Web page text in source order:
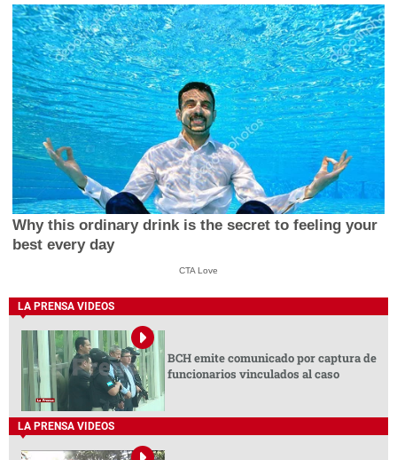
Why this ordinary drink is the secret to feeling your
best every day
CTA Love
LA PRENSA VIDEOS
BCH emite comunicado por captura de
funcionarios vinculados al caso
LA PRENSA VIDEOS